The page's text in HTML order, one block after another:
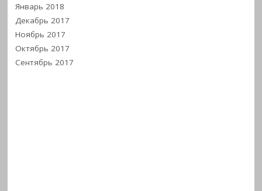
Январь 2018
Декабрь 2017
Ноябрь 2017
Октябрь 2017
Сентябрь 2017